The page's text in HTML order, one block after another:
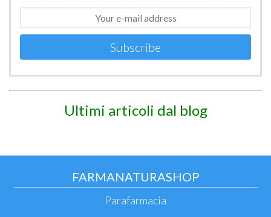
Subscribe
Ultimi articoli dal blog
FARMANATURASHOP
Parafarmacia